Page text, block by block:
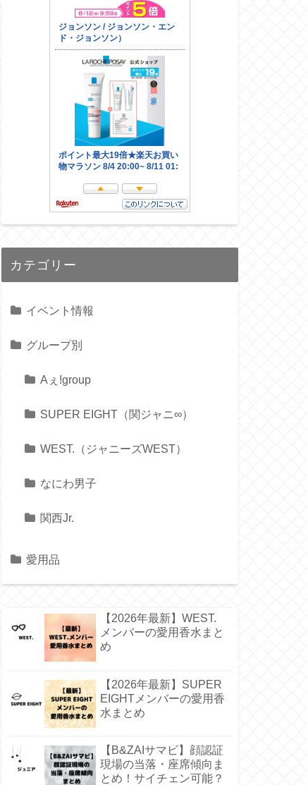
カテゴリー
イベント情報
グループ別
Aぇ!group
SUPER EIGHT（関ジャニ∞）
WEST.（ジャニーズWEST）
なにわ男子
関西Jr.
愛用品
【2026年最新】WEST.
メンバーの愛用香水まと
め
【2026年最新】SUPER
EIGHTメンバーの愛用香
水まとめ
【B&ZAIサマビ】顔認証
現場の当落・座席傾向ま
とめ！サイチェン可能？